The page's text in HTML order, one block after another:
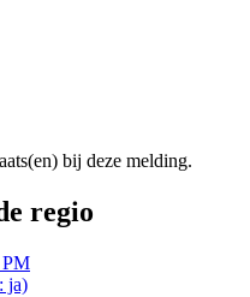
bij deze melding.
regio
PM
ja)